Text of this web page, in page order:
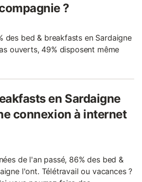
?
des bed & breakfasts en Sardaigne
ouverts, 49% disposent même
en Sardaigne
connexion à internet
de l'an passé, 86% des bed &
l'ont. Télétravail ou vacances ?